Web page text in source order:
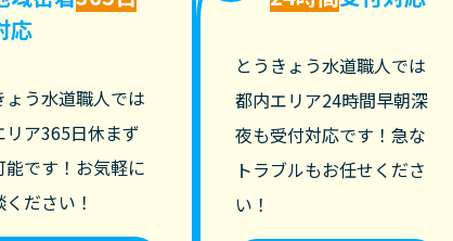
応
ょう水道職人では
リア365日休まず
能です！お気軽に
ださい！
とうきょう水道職人では
都内エリア24時間早朝深
夜も受付対応です！急な
トラブルもお任せくださ
い！